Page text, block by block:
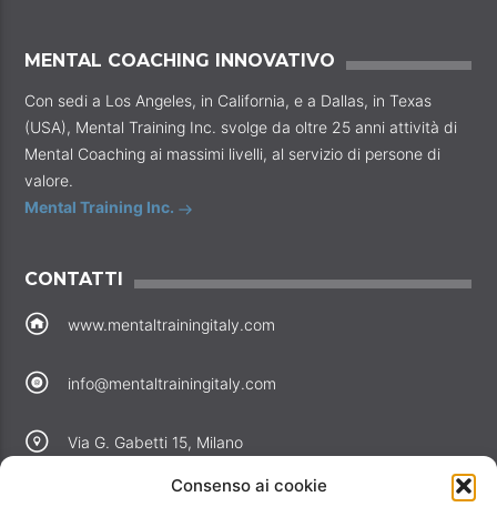
Consenso ai cookie
MENTAL COACHING INNOVATIVO
Con sedi a Los Angeles, in California, e a Dallas, in Texas
(USA), Mental Training Inc. svolge da oltre 25 anni attività di
Mental Coaching ai massimi livelli, al servizio di persone di
valore.
Mental Training Inc.
CONTATTI
www.mentaltrainingitaly.com
info@mentaltrainingitaly.com
Via G. Gabetti 15, Milano